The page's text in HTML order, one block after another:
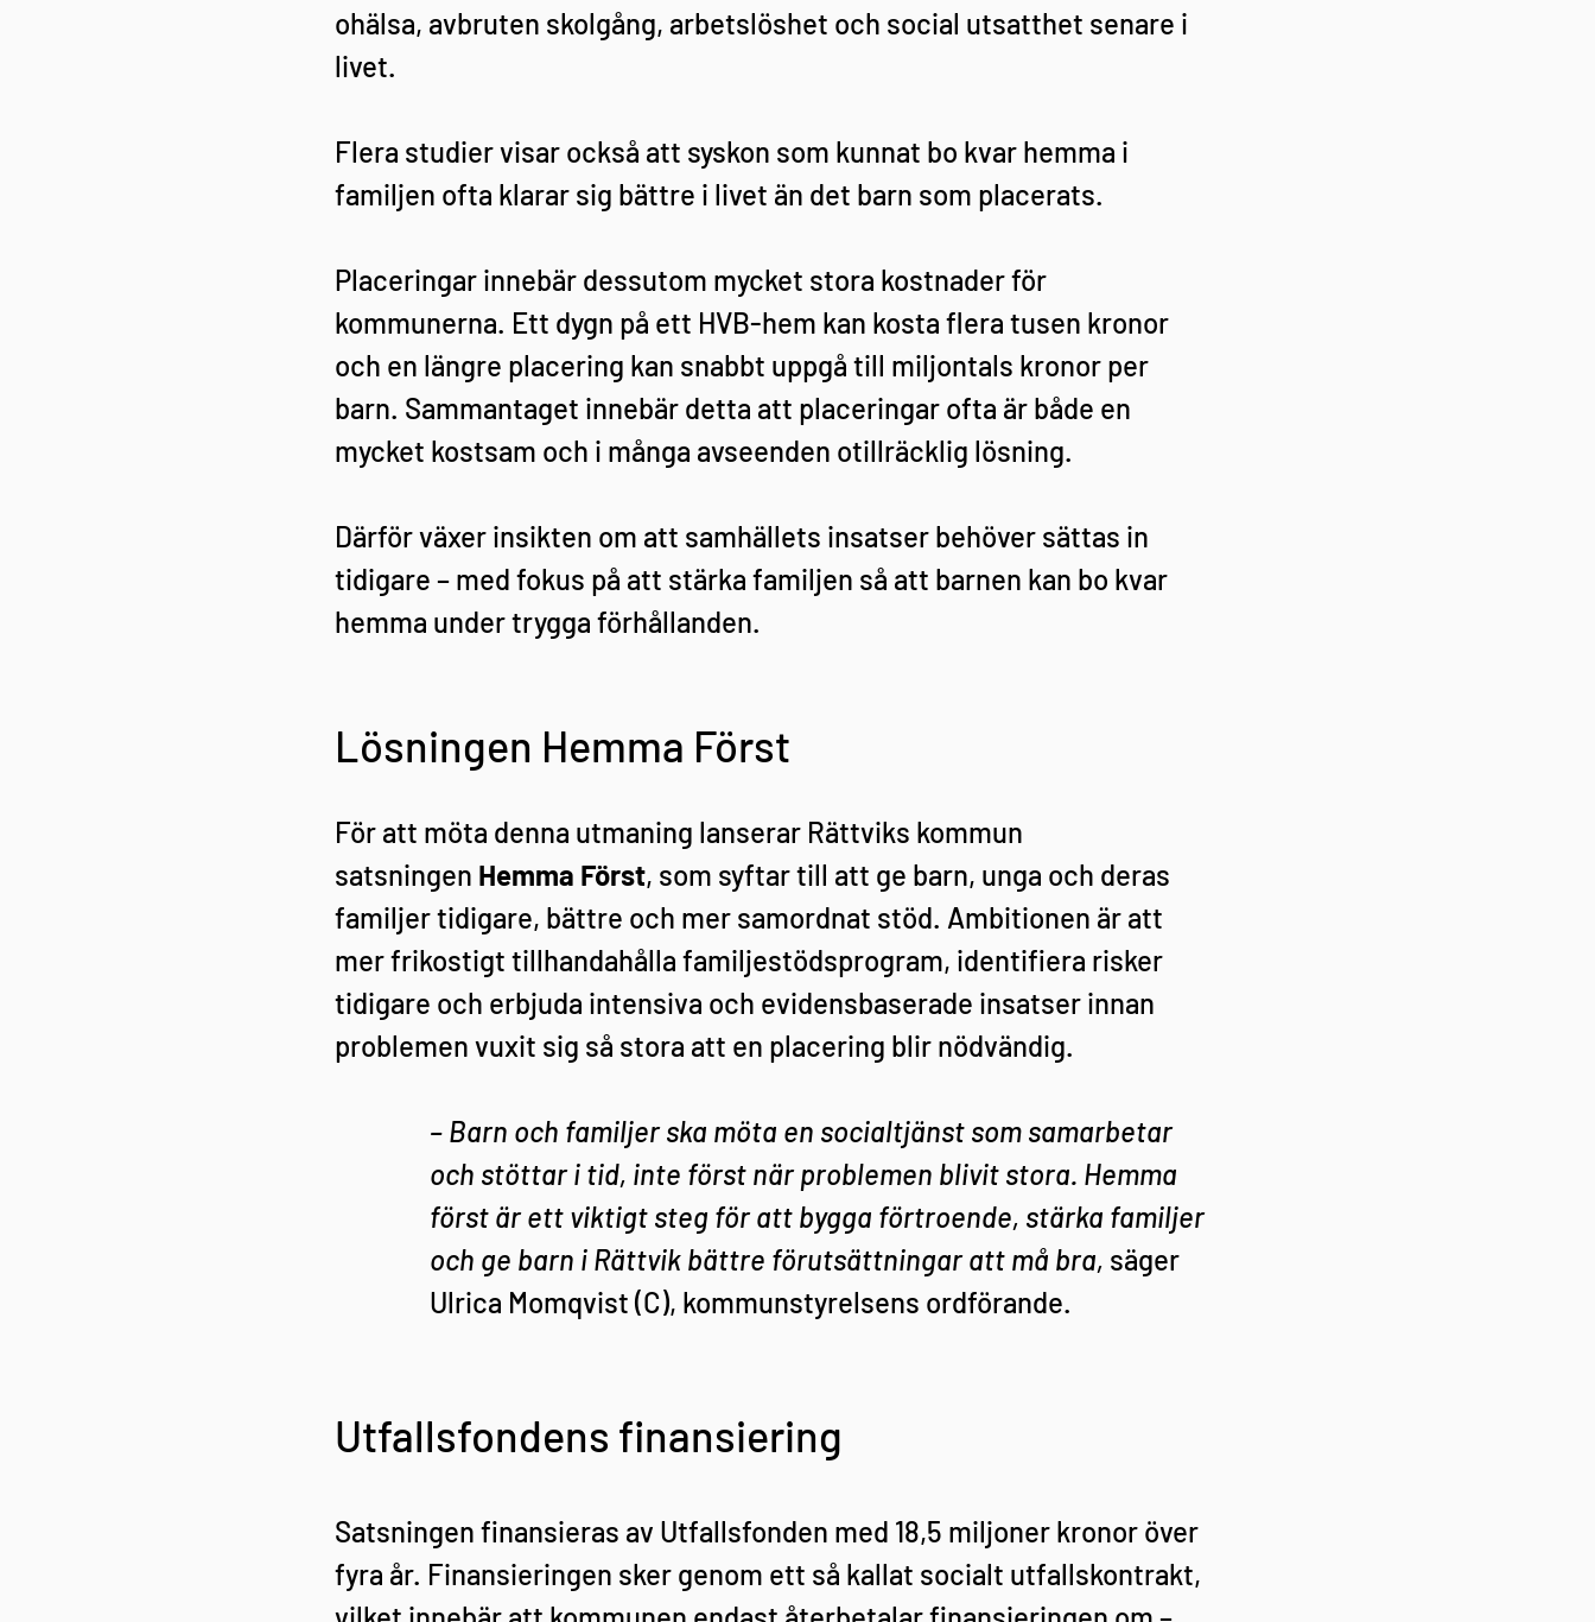
ohälsa, avbruten skolgång, arbetslöshet och social utsatthet senare i
livet.
Flera studier visar också att syskon som kunnat bo kvar hemma i
familjen ofta klarar sig bättre i livet än det barn som placerats.
Placeringar innebär dessutom mycket stora kostnader för
kommunerna. Ett dygn på ett HVB-hem kan kosta flera tusen kronor
och en längre placering kan snabbt uppgå till miljontals kronor per
barn. Sammantaget innebär detta att placeringar ofta är både en
mycket kostsam och i många avseenden otillräcklig lösning.
Därför växer insikten om att samhällets insatser behöver sättas in
tidigare – med fokus på att stärka familjen så att barnen kan bo kvar
hemma under trygga förhållanden.
Lösningen Hemma Först
För att möta denna utmaning lanserar Rättviks kommun
satsningen Hemma Först, som syftar till att ge barn, unga och deras
familjer tidigare, bättre och mer samordnat stöd. Ambitionen är att
mer frikostigt tillhandahålla familjestödsprogram, identifiera risker
tidigare och erbjuda intensiva och evidensbaserade insatser innan
problemen vuxit sig så stora att en placering blir nödvändig.
– Barn och familjer ska möta en socialtjänst som samarbetar
och stöttar i tid, inte först när problemen blivit stora. Hemma
först är ett viktigt steg för att bygga förtroende, stärka familjer
och ge barn i Rättvik bättre förutsättningar att må bra, säger
Ulrica Momqvist (C), kommunstyrelsens ordförande.
Utfallsfondens finansiering
Satsningen finansieras av Utfallsfonden med 18,5 miljoner kronor över
fyra år. Finansieringen sker genom ett så kallat socialt utfallskontrakt,